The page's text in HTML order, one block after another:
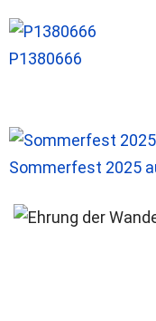
P1380666
Sommerfest 2025